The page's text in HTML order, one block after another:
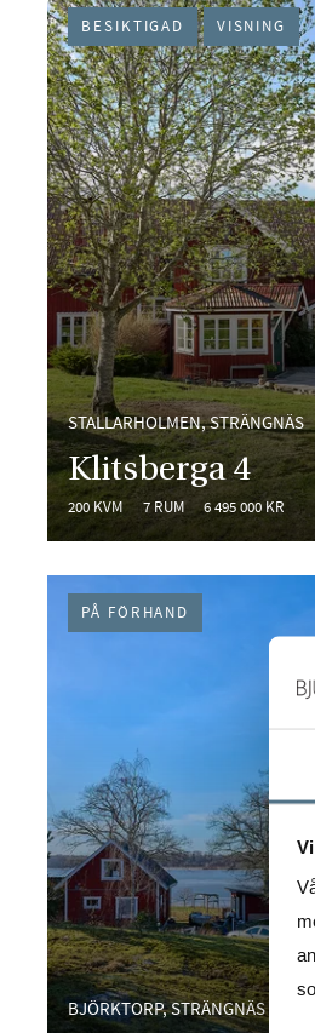
STALLARHOLMEN, STRÄNGNÄS
Klitsberga 4
200 KVM 7 RUM 6 495 000 KR
BESIKTIGAD VISNING
BJÖRKTORP, STRÄNGNÄS
PÅ FÖRHAND